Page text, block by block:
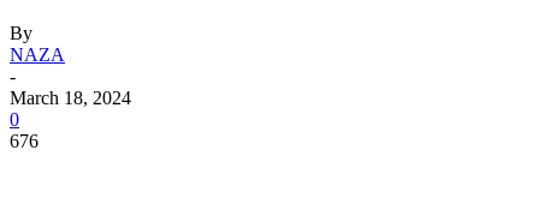
By
NAZA
-
March 18, 2024
0
676